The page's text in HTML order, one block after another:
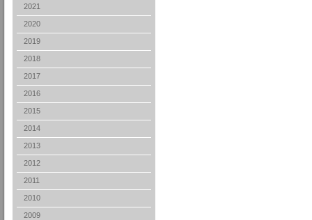
2021
2020
2019
2018
2017
2016
2015
2014
2013
2012
2011
2010
2009